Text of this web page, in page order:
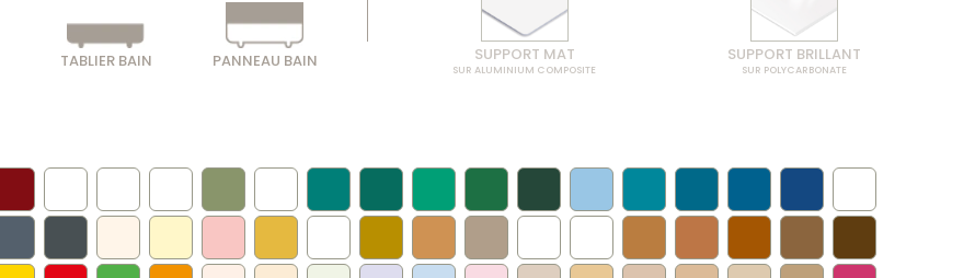
TABLIER BAIN PANNEAU BAIN SUPPORT MAT
SUR ALUMINIUM COMPOSITE
SUPPORT BRILLANT
SUR POLYCARBONATE